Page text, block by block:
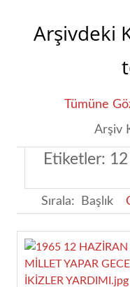
Arşivdeki
Tümüne
Arşiv
Etiketler:
Sırala: Başlık